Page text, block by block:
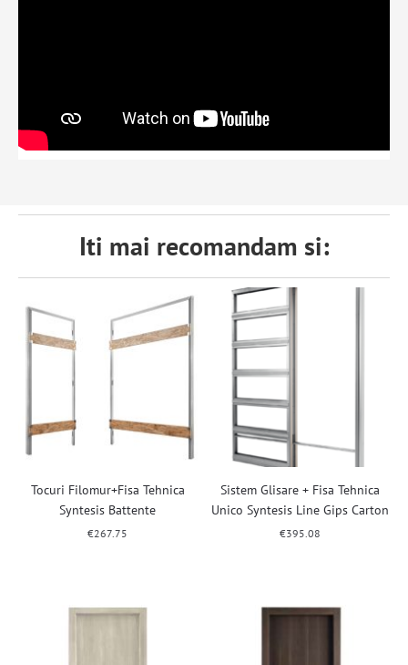
Iti mai recomandam si:
Tocuri Filomur+Fisa Tehnica
Syntesis Battente
€267.75
Sistem Glisare + Fisa Tehnica
Unico Syntesis Line Gips Carton
€395.08